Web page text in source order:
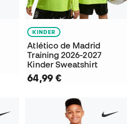
KINDER
Atlético de Madrid
Training 2026-2027
Kinder Sweatshirt
64,99 €